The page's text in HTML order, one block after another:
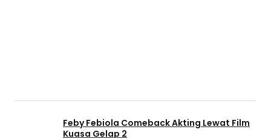
Feby Febiola Comeback Akting Lewat Film
Kuasa Gelap 2